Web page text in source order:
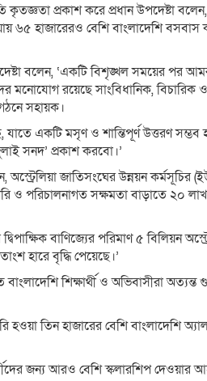
কৃতজ্ঞতা প্রকাশ করে প্রধান উপদেষ্টা
৬৫ হাজারেরও বেশি বাংলাদেশি বসবাস
বলেন, ‘একটি বিশৃঙ্খল সময়ের পর
মনোযোগ রয়েছে সাংবিধানিক, বিচারিক
সহায়ক।
একটি মসৃণ ও শান্তিপূর্ণ উত্তরণ সম্ভব
সনদ’ প্রকাশ করবো।’
জাতিসংঘের উন্নয়ন কর্মসূচির
ও পরিচালনাগত সক্ষমতা বাড়াতে ২০ লাখ
বাণিজ্যের পরিমাণ ৫ বিলিয়ন
হারে বৃদ্ধি পেয়েছে।’
শিক্ষার্থী ও অভিবাসীরা অত্যন্ত
হওয়া তিন হাজারের বেশি বাংলাদেশি
জন্য আরও বেশি স্কলারশিপ দেওয়ার